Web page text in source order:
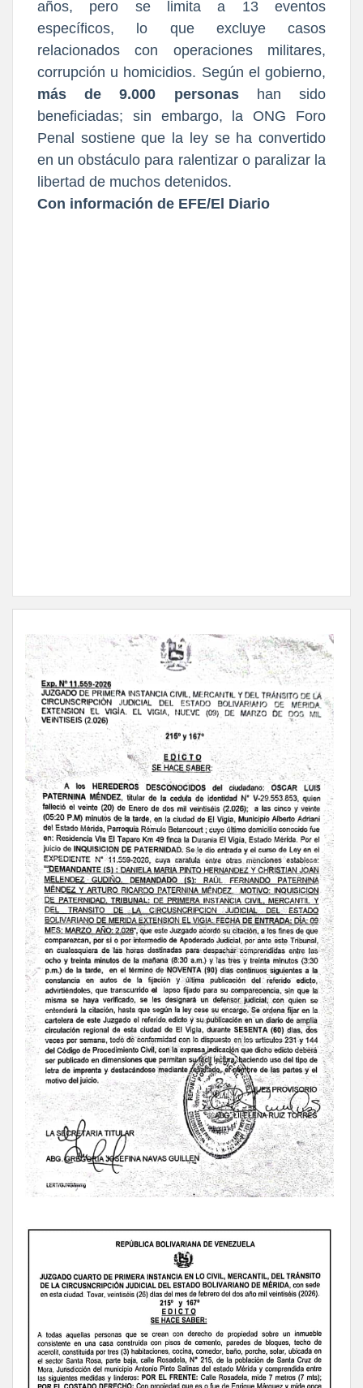
años, pero se limita a 13 eventos
específicos, lo que excluye casos
relacionados con operaciones militares,
corrupción u homicidios. Según el gobierno,
más de 9.000 personas
han sido
beneficiadas; sin embargo, la ONG Foro
Penal sostiene que la ley se ha convertido
en un obstáculo para ralentizar o paralizar la
libertad de muchos detenidos.
Con información de EFE/El Diario